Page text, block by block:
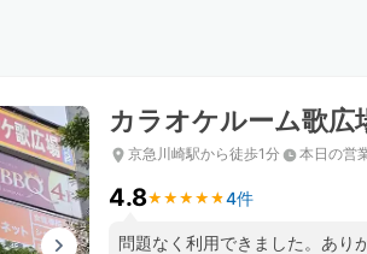
changing
dates.
for
カラオケルーム歌広
京急川崎駅から徒歩1分 本日の営
4.8★ ★ ★ ★ ★
★ ★ ★ ★ ★ 4件
問題なく利用できました。あり